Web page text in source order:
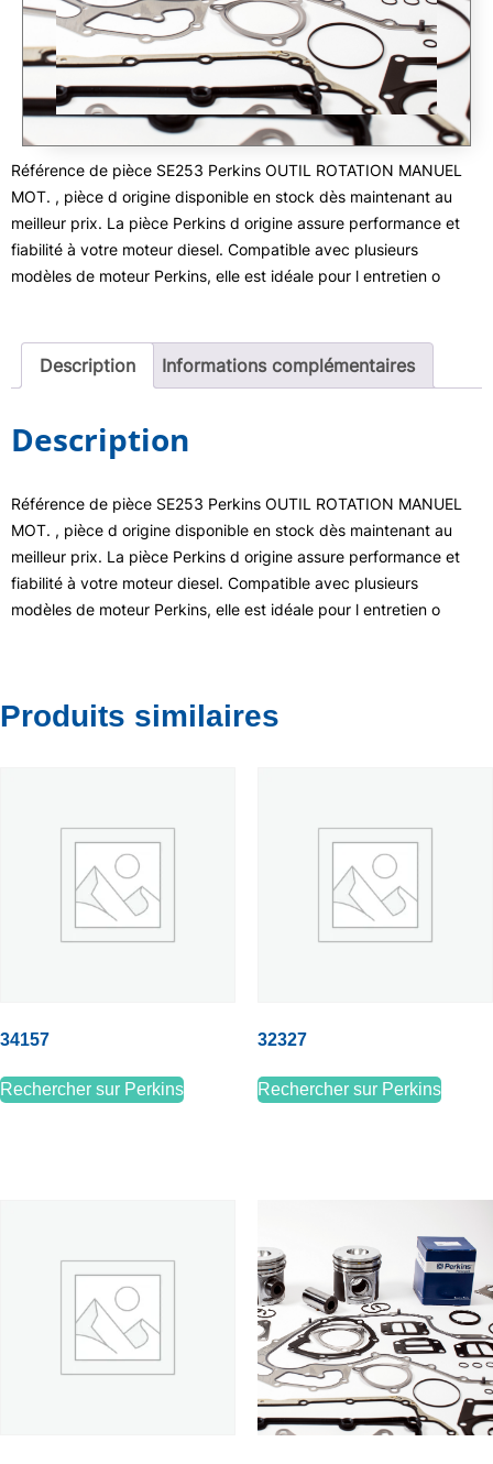
Référence de pièce SE253 Perkins OUTIL ROTATION MANUEL
MOT. , pièce d origine disponible en stock dès maintenant au
meilleur prix. La pièce Perkins d origine assure performance et
fiabilité à votre moteur diesel. Compatible avec plusieurs
modèles de moteur Perkins, elle est idéale pour l entretien o
Description Informations complémentaires
Description
Référence de pièce SE253 Perkins OUTIL ROTATION MANUEL
MOT. , pièce d origine disponible en stock dès maintenant au
meilleur prix. La pièce Perkins d origine assure performance et
fiabilité à votre moteur diesel. Compatible avec plusieurs
modèles de moteur Perkins, elle est idéale pour l entretien o
Produits similaires
34157
Rechercher sur Perkins
32327
Rechercher sur Perkins